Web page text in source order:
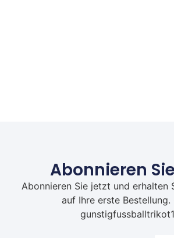
Abonnieren
Abonnieren Sie jetzt und erhalten
auf Ihre erste Bestellung.